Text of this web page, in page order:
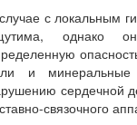
с локальным
однако
и минеральные
сердечной
связочного